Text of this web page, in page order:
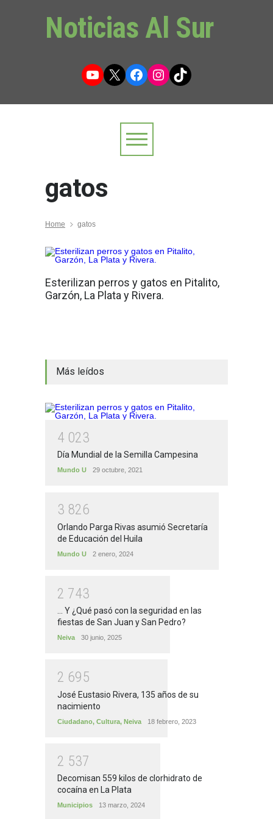
Noticias Al Sur
YouTube
X Facebook
Instagram
TikTok
gatos
Home gatos
Esterilizan perros y gatos en Pitalito,
Garzón, La Plata y Rivera.
Más leídos
4 023
Día Mundial de la Semilla Campesina
Mundo U 29 octubre, 2021
3 826
Orlando Parga Rivas asumió Secretaría
de Educación del Huila
Mundo U 2 enero, 2024
2 743
... Y ¿Qué pasó con la seguridad en las
fiestas de San Juan y San Pedro?
Neiva 30 junio, 2025
2 695
José Eustasio Rivera, 135 años de su
nacimiento
Ciudadano, Cultura, Neiva 18 febrero, 2023
2 537
Decomisan 559 kilos de clorhidrato de
cocaína en La Plata
Municipios 13 marzo, 2024